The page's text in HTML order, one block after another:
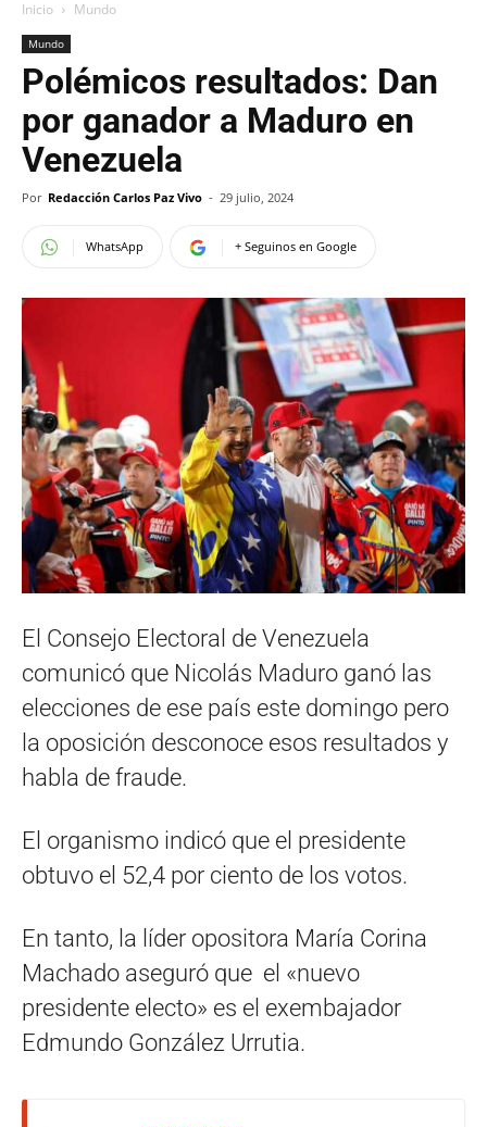
Inicio Mundo
Mundo
Polémicos resultados: Dan
por ganador a Maduro en
Venezuela
Por Redacción Carlos Paz Vivo - 29 julio, 2024
WhatsApp + Seguinos en Google
El Consejo Electoral de Venezuela
comunicó que Nicolás Maduro ganó las
elecciones de ese país este domingo pero
la oposición desconoce esos resultados y
habla de fraude.
El organismo indicó que el presidente
obtuvo el 52,4 por ciento de los votos.
En tanto, la líder opositora María Corina
Machado aseguró que el «nuevo
presidente electo» es el exembajador
Edmundo González Urrutia.